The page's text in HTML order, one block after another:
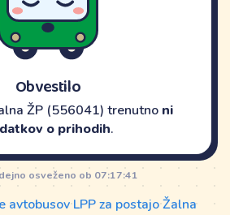
Obvestilo
ŽP (556041) trenutno ni
o prihodih.
osveženo ob 07:17:41
avtobusov LPP za postajo Žalna